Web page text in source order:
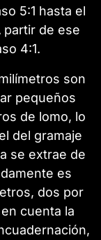
5:1 hasta el
partir de ese
4:1.
son
pequeños
de lomo, lo
del gramaje
se extrae de
es
dos por
cuenta la